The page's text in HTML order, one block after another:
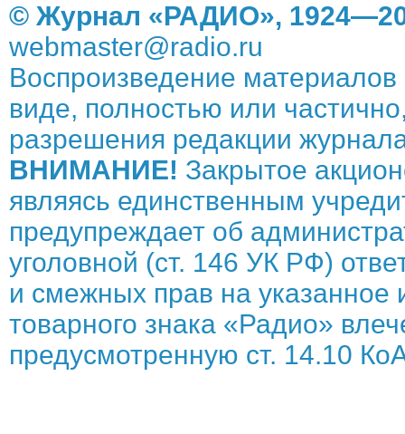
© Журнал «РАДИО»,
webmaster@radio.ru
Воспроизведение
виде, полностью или
разрешения редакции
ВНИМАНИЕ! Закрытое
являясь единственным
предупреждает об
уголовной (ст. 146 УК РФ)
и смежных прав на указанное
товарного знака «Радио»
предусмотренную ст. 14.10